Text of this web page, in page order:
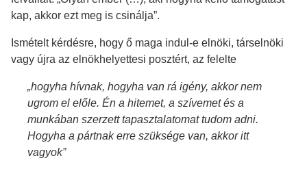
kap, akkor ezt meg is csinálja”.
Ismételt kérdésre, hogy ő maga indul-e elnöki, társelnöki
vagy újra az elnökhelyettesi posztért, az felelte
„hogyha hívnak, hogyha van rá igény, akkor nem
ugrom el előle. Én a hitemet, a szívemet és a
munkában szerzett tapasztalatomat tudom adni.
Hogyha a pártnak erre szüksége van, akkor itt
vagyok”